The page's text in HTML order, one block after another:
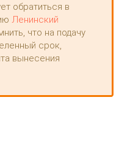
обратиться в
Ленинский
что на подачу
срок,
вынесения